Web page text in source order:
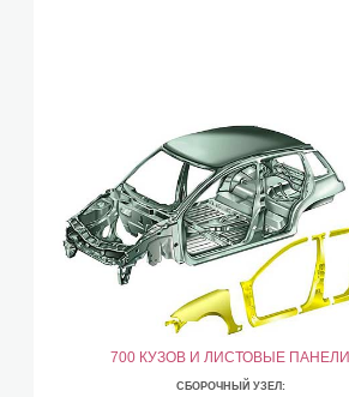
700 КУЗОВ И ЛИСТОВЫЕ ПАНЕЛИ
СБОРОЧНЫЙ УЗЕЛ: